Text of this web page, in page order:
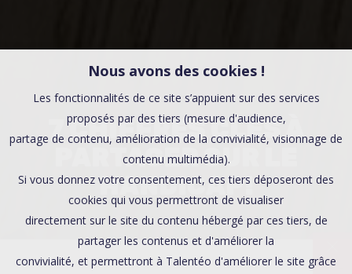
7 CHIFFRES CLÉS À
PARTAGER SUR LE
HANDICAP!
Nous avons des cookies !
Les fonctionnalités de ce site s’appuient sur des services
proposés par des tiers (mesure d'audience,
partage de contenu, amélioration de la convivialité, visionnage de
contenu multimédia).
Si vous donnez votre consentement, ces tiers déposeront des
cookies qui vous permettront de visualiser
directement sur le site du contenu hébergé par ces tiers, de
partager les contenus et d'améliorer la
convivialité, et permettront à Talentéo d'améliorer le site grâce